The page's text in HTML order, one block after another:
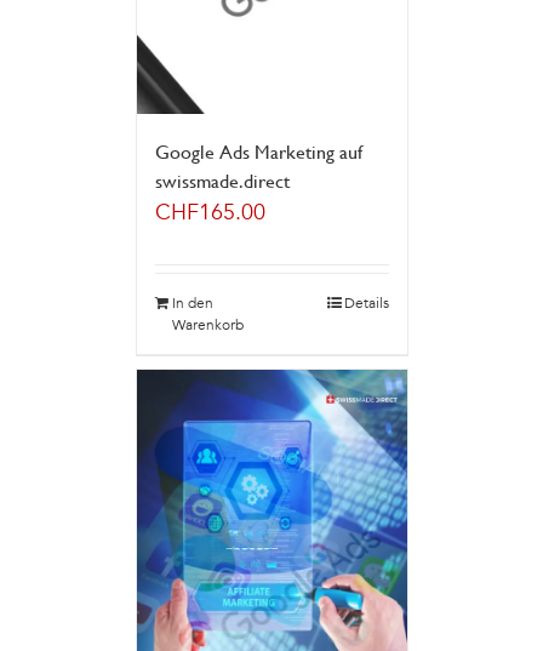
Google Ads Marketing auf
swissmade.direct
CHF165.00
In den
Warenkorb
Details